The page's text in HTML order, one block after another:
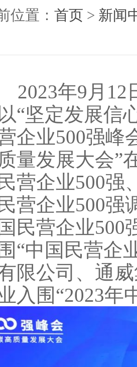
位置： 首页 > 新闻
年9月12
“坚定发展信
企业500强峰
量发展大会”
营企业500强
营企业500强
民营企业500
“中国民营企
限公司、通
入围“2023年